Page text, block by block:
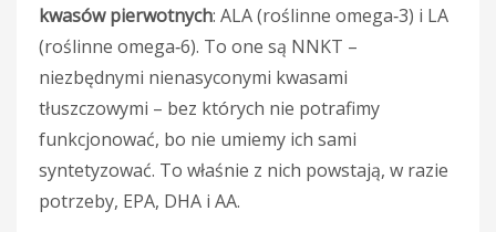
kwasów pierwotnych: ALA (roślinne omega‑3) i LA
(roślinne omega‑6). To one są NNKT –
niezbędnymi nienasyconymi kwasami
tłuszczowymi – bez których nie potrafimy
funkcjonować, bo nie umiemy ich sami
syntetyzować. To właśnie z nich powstają, w razie
potrzeby, EPA, DHA i AA.